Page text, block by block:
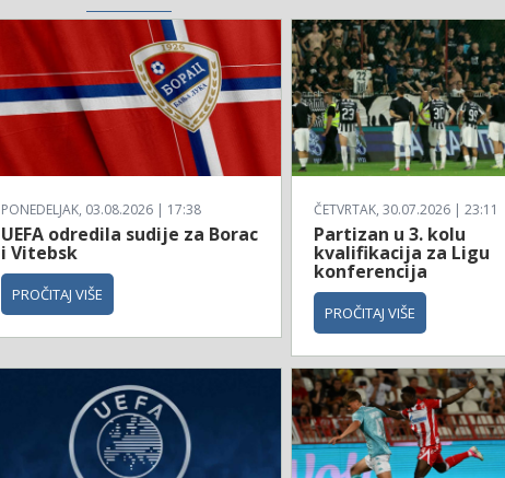
PONEDELJAK, 03.08.2026 | 17:38
UEFA odredila sudije za Borac
i Vitebsk
PROČITAJ VIŠE
ČETVRTAK, 30.07.2026 | 23:11
Partizan u 3. kolu
kvalifikacija za Ligu
konferencija
PROČITAJ VIŠE